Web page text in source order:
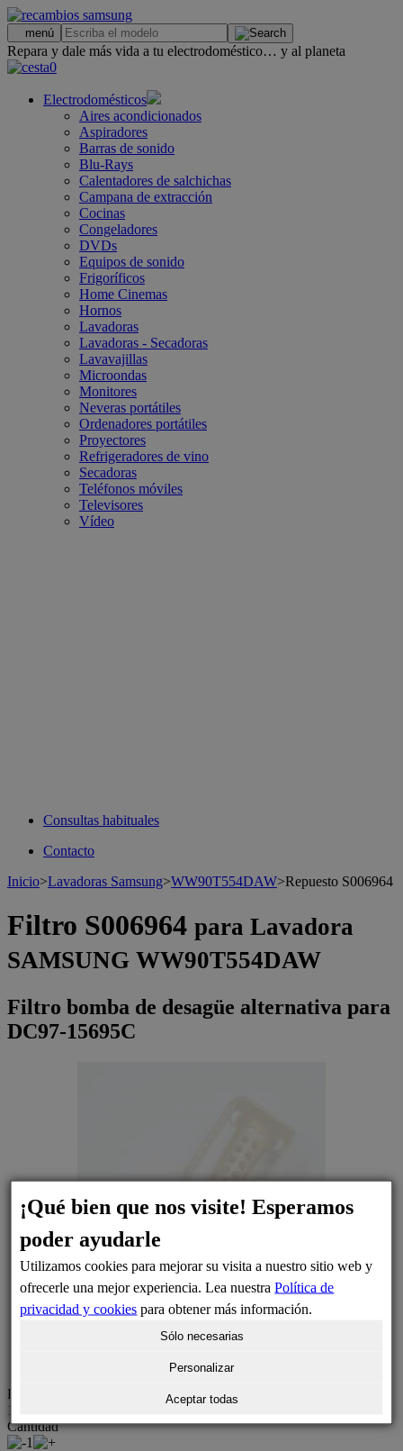
menú
Repara y dale más vida a tu electrodoméstico… y al planeta
0
Electrodomésticos
Aires acondicionados
Aspiradores
Barras de sonido
Blu-Rays
Calentadores de salchichas
Campana de extracción
Cocinas
Congeladores
DVDs
Equipos de sonido
Frigoríficos
Home Cinemas
Hornos
Lavadoras
Lavadoras - Secadoras
Lavavajillas
Microondas
Monitores
Neveras portátiles
Ordenadores portátiles
Proyectores
Refrigeradores de vino
Secadoras
Teléfonos móviles
Televisores
Vídeo
Consultas habituales
Contacto
Inicio>Lavadoras Samsung>WW90T554DAW>Repuesto S006964
Filtro S006964 para Lavadora
SAMSUNG WW90T554DAW
Filtro bomba de desagüe alternativa para
DC97-15695C
Precio
11,77 €
Cantidad
1
¡Qué bien que nos visite! Esperamos
poder ayudarle
Utilizamos cookies para mejorar su visita a nuestro sitio web y
ofrecerle una mejor experiencia. Lea nuestraPolítica de
privacidad y cookies para obtener más información.
Sólo necesarias
Personalizar
Aceptar todas